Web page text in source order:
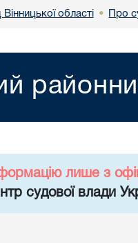
області • Про
лише з
судової влади